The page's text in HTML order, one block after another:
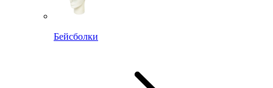
Бейсболки